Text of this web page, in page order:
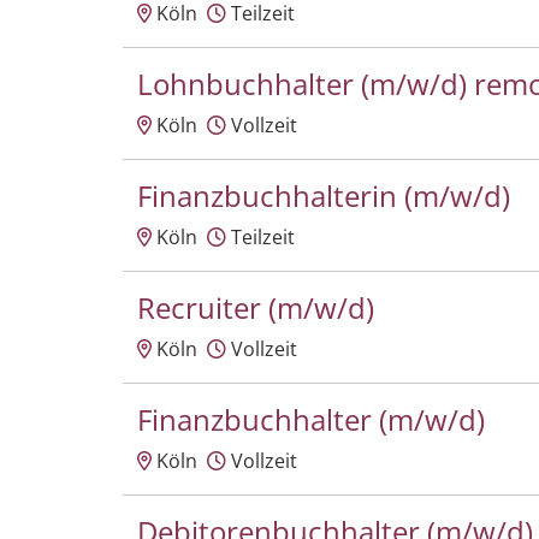
Köln Teilzeit
Lohnbuchhalter (m/w/d)
Köln Vollzeit
Finanzbuchhalterin (m/w/d)
Köln Teilzeit
Recruiter (m/w/d)
Köln Vollzeit
Finanzbuchhalter (m/w/d)
Köln Vollzeit